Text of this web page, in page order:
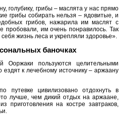
голубику, грибы – маслята у нас прямо
грибы собирать нельзя – ядовитые, и
грибов, нажарила им маслят с
пробовали, им очень понравилось. Так
жизнь леса и укрепляли здоровье».
баночках
Ооржаки пользуются целительными
к лечебному источнику – аржаану
путевке цивилизовано отдохнуть в
лучше, чем дикий отдых на аржаане,
приготовления на костре завтраков,